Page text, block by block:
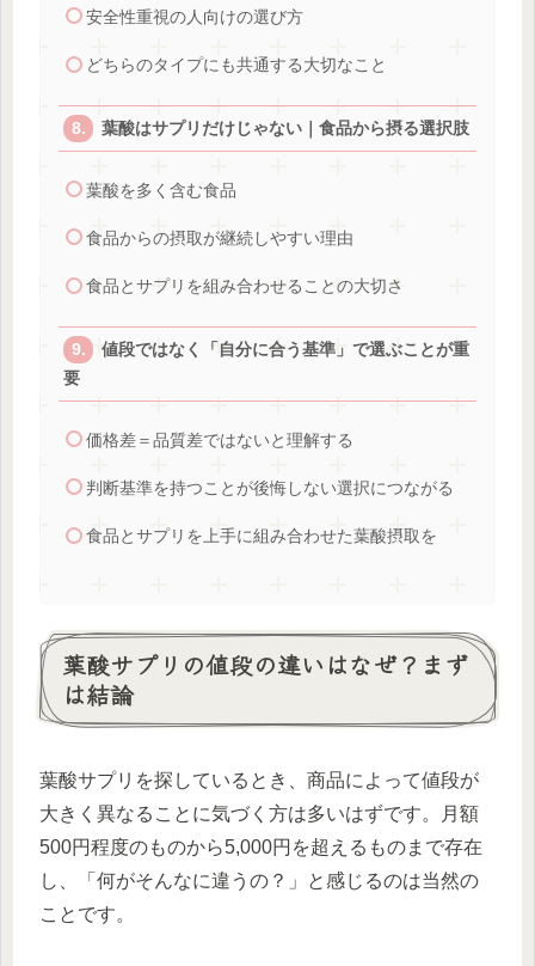
安全性重視の人向けの選び方
どちらのタイプにも共通する大切なこと
葉酸はサプリだけじゃない｜食品から摂る選択肢
葉酸を多く含む食品
食品からの摂取が継続しやすい理由
食品とサプリを組み合わせることの大切さ
値段ではなく「自分に合う基準」で選ぶことが重
要
価格差＝品質差ではないと理解する
判断基準を持つことが後悔しない選択につながる
食品とサプリを上手に組み合わせた葉酸摂取を
葉酸サプリの値段の違いはなぜ？まず
は結論
葉酸サプリを探しているとき、商品によって値段が
大きく異なることに気づく方は多いはずです。月額
500円程度のものから5,000円を超えるものまで存在
し、「何がそんなに違うの？」と感じるのは当然の
ことです。